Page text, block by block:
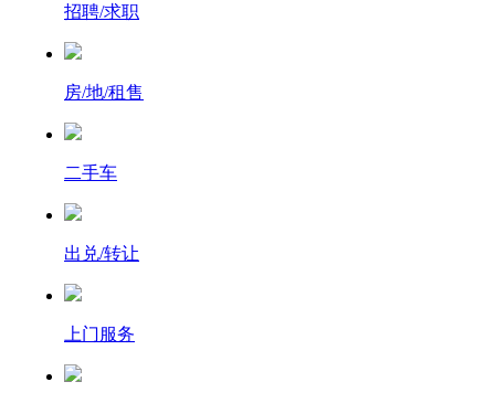
招聘/求职
房/地/租售
二手车
出兑/转让
上门服务